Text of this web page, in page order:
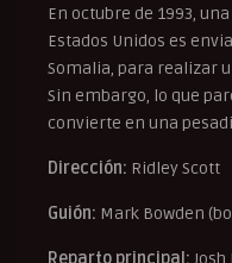
En octubre de 1993,
Estados Unidos es
Somalia, para realizar
Sin embargo, lo que
convierte en una
Dirección: Ridley Scott
Guión: Mark Bowden
Reparto principal: